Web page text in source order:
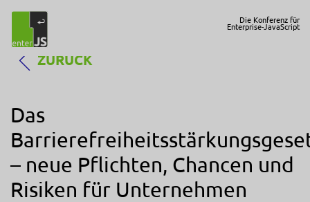
Die Konferenz für
Enterprise-JavaScript
ZURÜCK
Das
– neue Pflichten, Chancen und
Risiken für Unternehmen